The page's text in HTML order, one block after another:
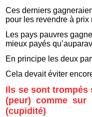
Ces derniers
pour les revendre à prix
Les pays pauvres
mieux payés
En principe les deux
Cela devait éviter
Ils se sont trompés
(peur) comme sur
(cupidité)